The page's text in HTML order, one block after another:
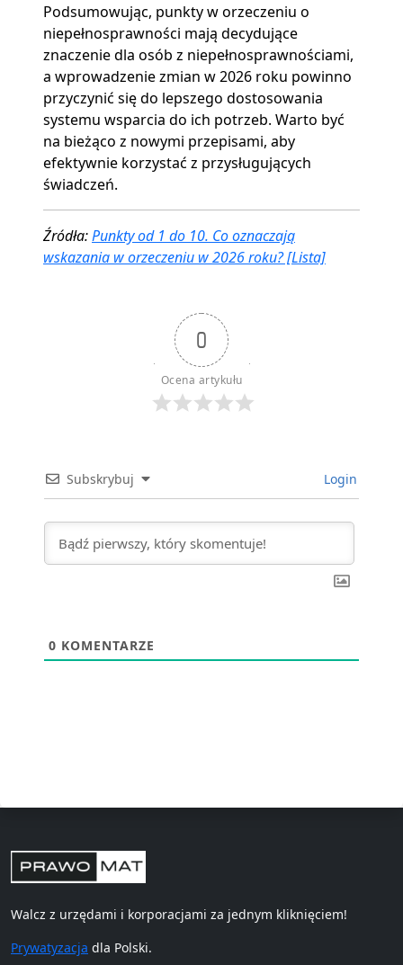
Podsumowując, punkty w orzeczeniu o
niepełnosprawności mają decydujące
znaczenie dla osób z niepełnosprawnościami,
a wprowadzenie zmian w 2026 roku powinno
przyczynić się do lepszego dostosowania
systemu wsparcia do ich potrzeb. Warto być
na bieżąco z nowymi przepisami, aby
efektywnie korzystać z przysługujących
świadczeń.
Źródła:Punkty od 1 do 10. Co oznaczają
wskazania w orzeczeniu w 2026 roku? [Lista]
0
Ocena artykułu
Subskrybuj Login
0 KOMENTARZE
Walcz z urzędami i korporacjami za jednym kliknięciem!
Prywatyzacja dla Polski.